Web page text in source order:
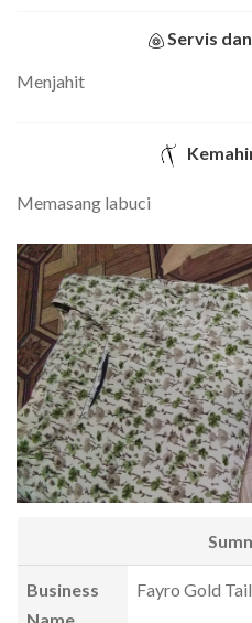
Servis
Menjahit
Memasang labuci
Business
Fayro Gold